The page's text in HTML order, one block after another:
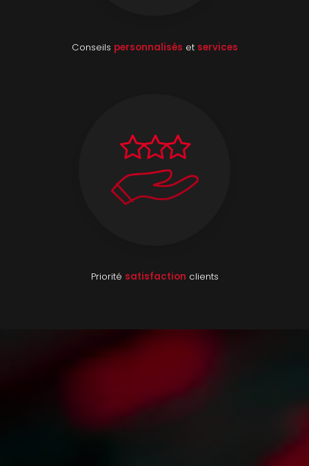
Conseils personnalisés et services
Priorité satisfaction clients